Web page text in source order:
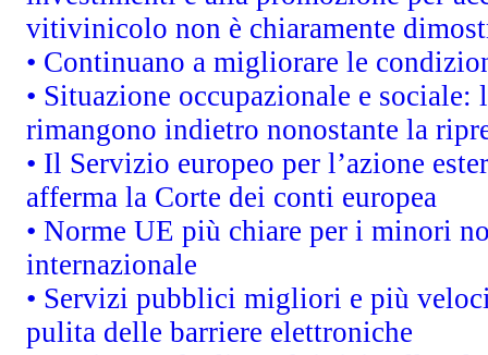
vitivinicolo non è chiaramente
• Continuano a migliorare le
• Situazione occupazionale e
rimangono indietro nonostante la
• Il Servizio europeo per l’azione
afferma la Corte dei conti europea
• Norme UE più chiare per i minori
internazionale
• Servizi pubblici migliori e più
pulita delle barriere elettroniche